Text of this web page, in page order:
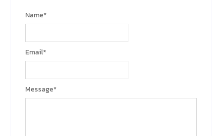
Message*
Name*
Email*